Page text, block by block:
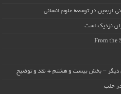
اربعین در توسعه علوم انسانی
نزدیک است
From the
ای دیگر – بخش بیست و هشتم + نقد و توضیح
در حلب